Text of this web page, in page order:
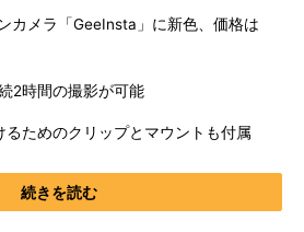
カメラ「GeeInsta」に新色、価格は
2時間の撮影が可能
るためのクリップとマウントも付属
続きを読む